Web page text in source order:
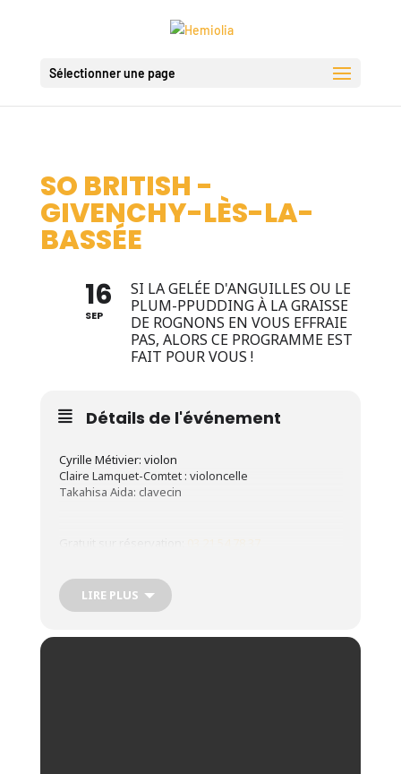
Sélectionner une page
SO BRITISH -
GIVENCHY-LÈS-LA-
BASSÉE
16
SEP
SI LA GELÉE D'ANGUILLES OU LE
PLUM-PPUDDING À LA GRAISSE
DE ROGNONS EN VOUS EFFRAIE
PAS, ALORS CE PROGRAMME EST
FAIT POUR VOUS !
Détails de l'événement
Cyrille Métivier: violon
Claire Lamquet-Comtet : violoncelle
Takahisa Aida: clavecin
LIRE PLUS